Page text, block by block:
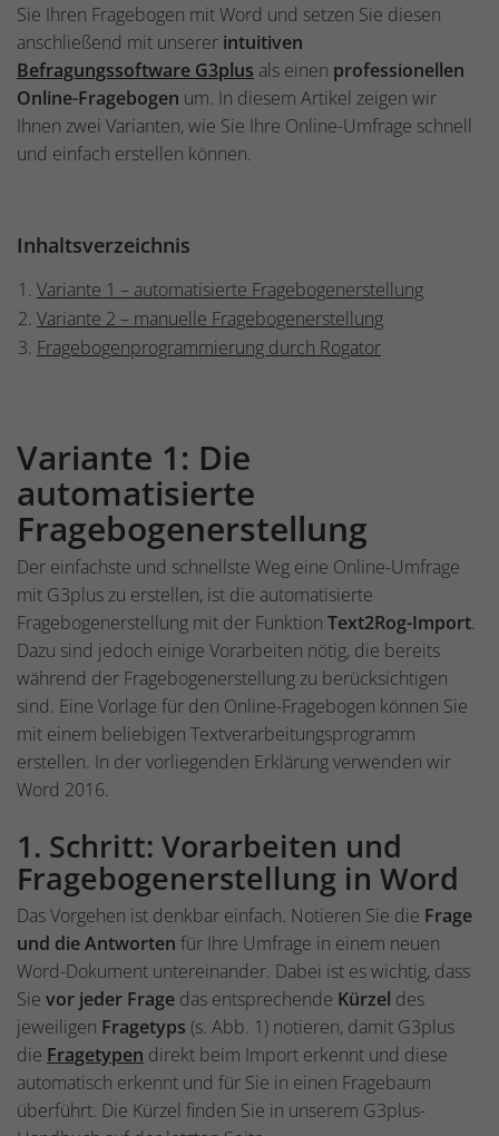
Sie Ihren Fragebogen mit Word und setzen Sie diesen
anschließend mit unserer intuitiven
Befragungssoftware G3plus als einen professionellen
Online-Fragebogen um. In diesem Artikel zeigen wir
Ihnen zwei Varianten, wie Sie Ihre Online-Umfrage schnell
und einfach erstellen können.
Inhaltsverzeichnis
Variante 1 – automatisierte Fragebogenerstellung
Variante 2 – manuelle Fragebogenerstellung
Fragebogenprogrammierung durch Rogator
Variante 1: Die
automatisierte
Fragebogenerstellung
Der einfachste und schnellste Weg eine Online-Umfrage
mit G3plus zu erstellen, ist die automatisierte
Fragebogenerstellung mit der Funktion Text2Rog-Import.
Dazu sind jedoch einige Vorarbeiten nötig, die bereits
während der Fragebogenerstellung zu berücksichtigen
sind. Eine Vorlage für den Online-Fragebogen können Sie
mit einem beliebigen Textverarbeitungsprogramm
erstellen. In der vorliegenden Erklärung verwenden wir
Word 2016.
1. Schritt: Vorarbeiten und
Fragebogenerstellung in Word
Das Vorgehen ist denkbar einfach. Notieren Sie die Frage
und die Antworten für Ihre Umfrage in einem neuen
Word-Dokument untereinander. Dabei ist es wichtig, dass
Sie vor jeder Frage das entsprechende Kürzel des
jeweiligen Fragetyps (s. Abb. 1) notieren, damit G3plus
die Fragetypen direkt beim Import erkennt und diese
automatisch erkennt und für Sie in einen Fragebaum
überführt. Die Kürzel finden Sie in unserem G3plus-